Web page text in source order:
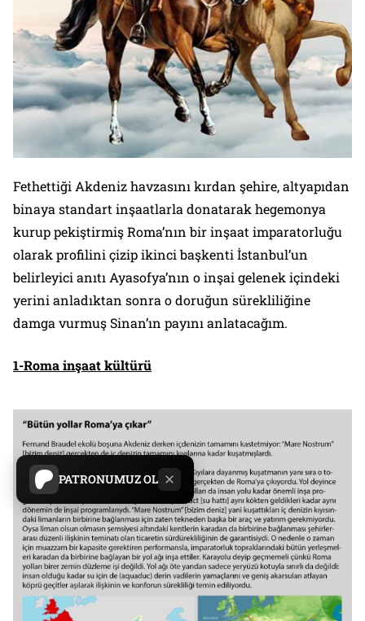
PATRONUMUZ OL
Fethettiği Akdeniz havzasını kırdan şehire, altyapıdan
binaya standart inşaatlarla donatarak hegemonya
kurup pekiştirmiş Roma’nın bir inşaat imparatorluğu
olarak profilini çizip ikinci başkenti İstanbul’un
belirleyici anıtı Ayasofya’nın o inşai gelenek içindeki
yerini anladıktan sonra o doruğun sürekliliğine
damga vurmuş Sinan’ın payını anlatacağım.
1-Roma inşaat kültürü